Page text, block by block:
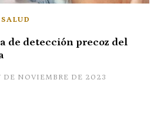
de detección precoz del
DE NOVIEMBRE DE 2023